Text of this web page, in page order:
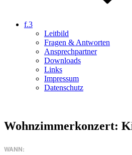
f.3
Leitbild
Fragen & Antworten
Ansprechpartner
Downloads
Links
Impressum
Datenschutz
Wohnzimmerkonzert:
WANN: